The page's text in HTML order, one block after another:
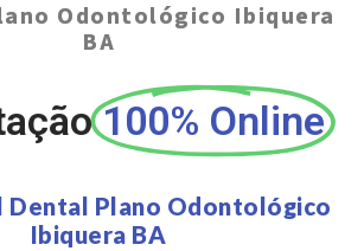
Odontológico Ibiquera
BA
100% Online
Dental Plano Odontológico
Ibiquera BA